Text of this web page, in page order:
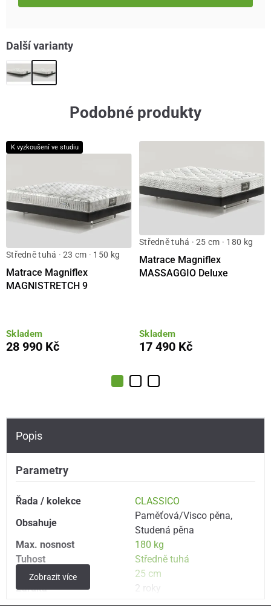
Další varianty
Podobné produkty
K vyzkoušení ve studiu
Středně tuhá · 23 cm · 150 kg
Matrace Magniflex
MAGNISTRETCH 9
Skladem
28 990 Kč
Středně tuhá · 25 cm · 180 kg
Matrace Magniflex
MASSAGGIO Deluxe
Skladem
17 490 Kč
Popis
Parametry
Řada / kolekce
CLASSICO
Obsahuje
Paměťová/Visco pěna,
Studená pěna
Max. nosnost
180 kg
Tuhost
Středně tuhá
Výška
25 cm
Záruka
2 roky
Zobrazit více